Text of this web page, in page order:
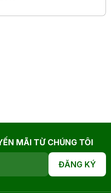
MÃI TỪ CHÚNG TÔI
ĐĂNG KÝ